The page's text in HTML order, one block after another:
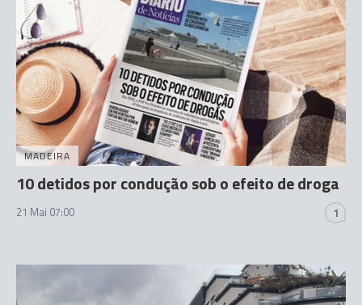
MADEIRA
10 detidos por condução sob o efeito de droga
21 Mai 07:00 1